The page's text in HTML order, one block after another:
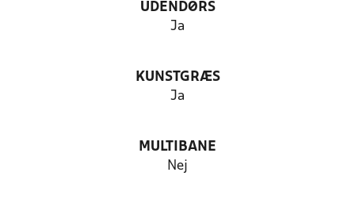
UDENDØRS
Ja
KUNSTGRÆS
Ja
MULTIBANE
Nej